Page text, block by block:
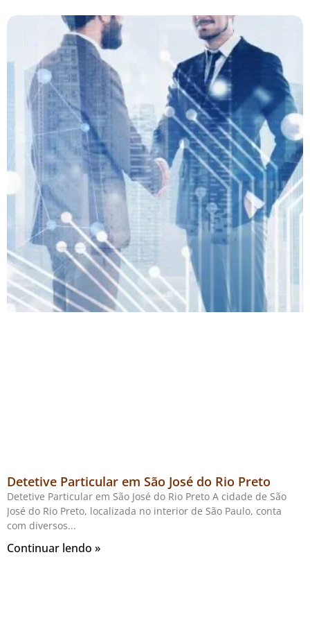
Detetive Particular em São José do Rio Preto
Detetive Particular em São José do Rio Preto A cidade de São
José do Rio Preto, localizada no interior de São Paulo, conta
com diversos
Continuar lendo »